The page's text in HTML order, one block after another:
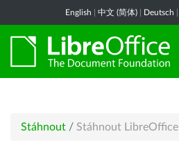
English 中文 (简体) Deutsch
Stáhnout / Stáhnout LibreOffice